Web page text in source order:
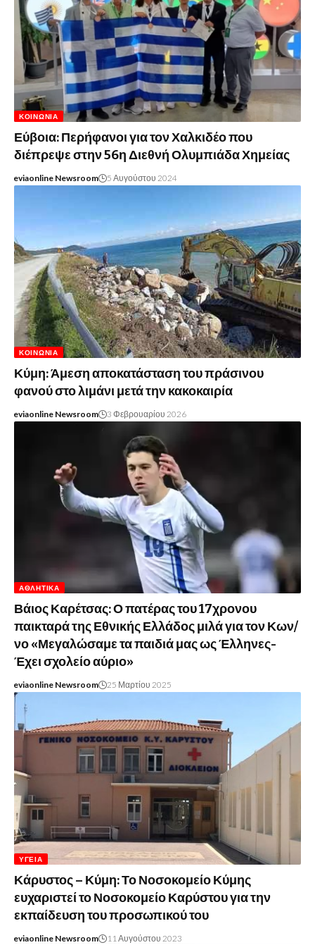
ΚΟΙΝΩΝΊΑ
Εύβοια: Περήφανοι για τον Χαλκιδέο που
διέπρεψε στην 56η Διεθνή Ολυμπιάδα Χημείας
eviaonline Newsroom 5 Αυγούστου 2024
ΚΟΙΝΩΝΊΑ
Κύμη: Άμεση αποκατάσταση του πράσινου
φανού στο λιμάνι μετά την κακοκαιρία
eviaonline Newsroom 3 Φεβρουαρίου 2026
ΑΘΛΗΤΙΚΆ
Βάιος Καρέτσας: Ο πατέρας του 17χρονου
παικταρά της Εθνικής Ελλάδος μιλά για τον Κων/
νο «Μεγαλώσαμε τα παιδιά μας ως Έλληνες-
Έχει σχολείο αύριο»
eviaonline Newsroom 25 Μαρτίου 2025
ΥΓΕΊΑ
Κάρυστος – Κύμη: Το Νοσοκομείο Κύμης
ευχαριστεί το Νοσοκομείο Καρύστου για την
εκπαίδευση του προσωπικού του
eviaonline Newsroom 11 Αυγούστου 2023